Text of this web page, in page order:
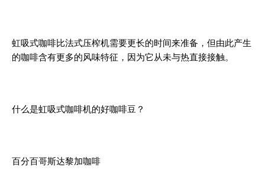
虹吸式咖啡比法式压榨机需要更长的时间来准备，但由此产生
的咖啡含有更多的风味特征，因为它从未与热直接接触。
什么是虹吸式咖啡机的好咖啡豆？
百分百哥斯达黎加咖啡